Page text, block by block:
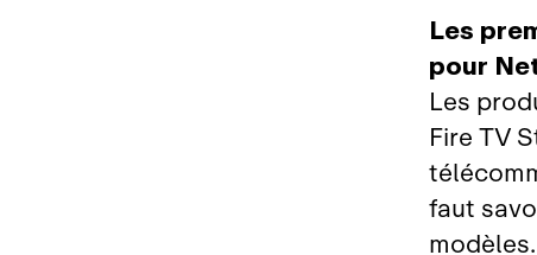
Les
pour
Les
Fire TV
faut